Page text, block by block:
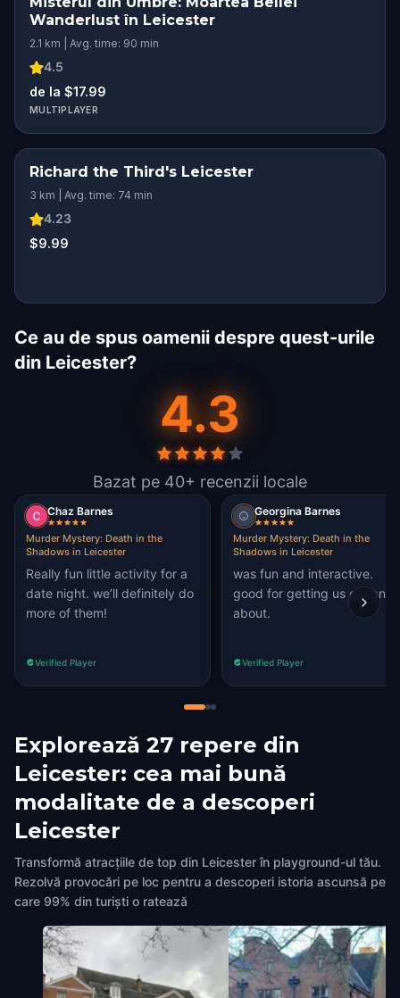
Wanderlust în Leicester
2.1 km | Avg. time: 90 min
4.5
de la $17.99
MULTIPLAYER
Richard the Third's Leicester
3 km | Avg. time: 74 min
4.23
$9.99
Ce au de spus oamenii despre quest-urile
din Leicester?
4.3
Bazat pe 40+ recenzii locale
Chaz Barnes
Murder Mystery: Death in the
Shadows in Leicester
Really fun little activity for a
date night. we’ll definitely do
more of them!
Verified Player
Georgina Barnes
Murder Mystery: Death in the
Shadows in Leicester
was fun and interactive.
good for getting us out and
about.
Verified Player
Explorează 27 repere din
Leicester: cea mai bună
modalitate de a descoperi
Leicester
Transformă atracțiile de top din Leicester în playground-ul tău.
Rezolvă provocări pe loc pentru a descoperi istoria ascunsă pe
care 99% din turiști o ratează